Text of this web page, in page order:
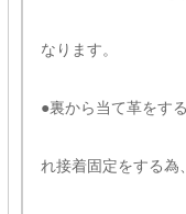
なります。
●裏から当て革をす
れ接着固定をする為